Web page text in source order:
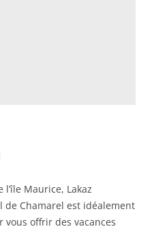
Maurice, Lakaz
Chamarel est idéalement
offrir des vacances